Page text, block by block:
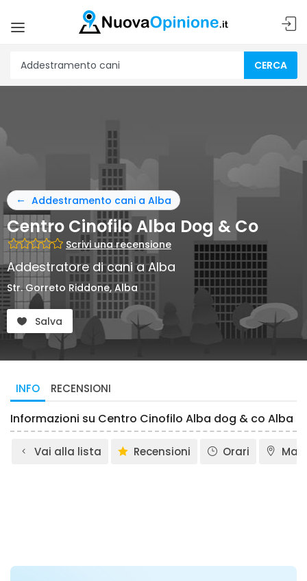
CERCA
Addestramento cani a Alba
Centro Cinofilo Alba Dog & Co
Scrivi una recensione
Addestratore di cani a Alba
Str. Gorreto Riddone, Alba
Salva
INFO RECENSIONI
Informazioni su Centro Cinofilo Alba dog & co Alba
Vai alla lista Recensioni Orari